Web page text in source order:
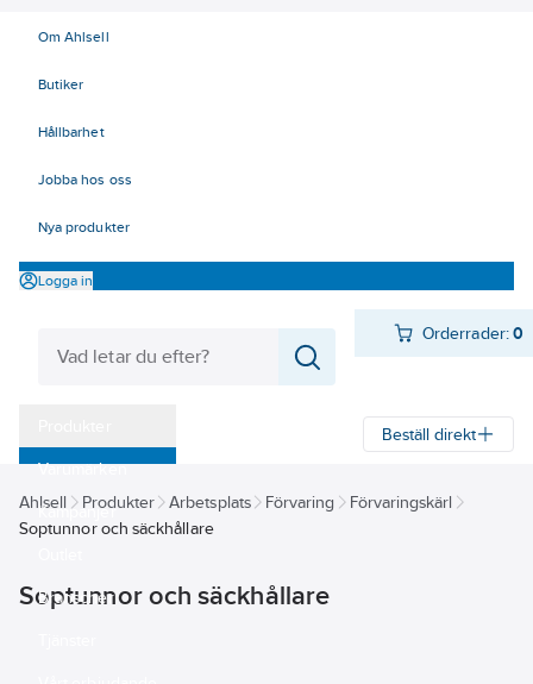
Om Ahlsell
Butiker
Hållbarhet
Jobba hos oss
Nya produkter
Logga in
Orderrader:0
Varumärken
Kampanjer
Branscher
Beställ direkt
Ahlsell Produkter Arbetsplats Förvaring
Förvaringskärl
Soptunnor och säckhållare
Soptunnor och säckhållare